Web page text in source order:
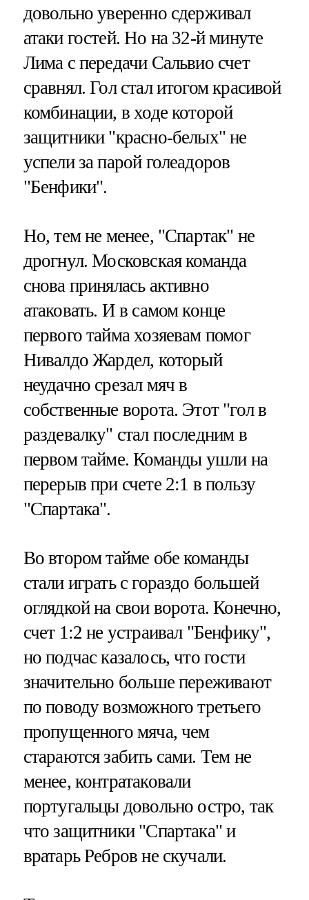
довольно уверенно сдерживал
атаки гостей. Но на 32-й минуте
Лима с передачи Сальвио счет
сравнял. Гол стал итогом красивой
комбинации, в ходе которой
защитники "красно-белых" не
успели за парой голеадоров
"Бенфики".
Но, тем не менее, "Спартак" не
дрогнул. Московская команда
снова принялась активно
атаковать. И в самом конце
первого тайма хозяевам помог
Нивалдо Жардел, который
неудачно срезал мяч в
собственные ворота. Этот "гол в
раздевалку" стал последним в
первом тайме. Команды ушли на
перерыв при счете 2:1 в пользу
"Спартака".
Во втором тайме обе команды
стали играть с гораздо большей
оглядкой на свои ворота. Конечно,
счет 1:2 не устраивал "Бенфику",
но подчас казалось, что гости
значительно больше переживают
по поводу возможного третьего
пропущенного мяча, чем
стараются забить сами. Тем не
менее, контратаковали
португальцы довольно остро, так
что защитники "Спартака" и
вратарь Ребров не скучали.